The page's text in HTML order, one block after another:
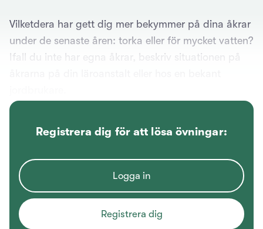
Vilketdera har gett dig mer bekymmer på dina åkrar
under de senaste åren: torka eller för mycket vatten?
Ifall du inte har egna åkrar, beskriv situationen på
Registrera dig för att lösa övningar:
Logga in
Registrera dig